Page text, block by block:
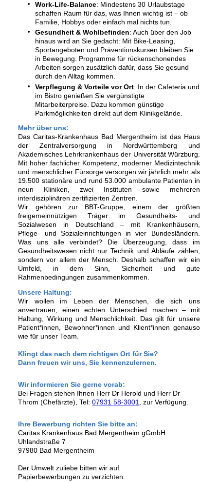
Work-Life-Balance: Mindestens 30 Urlaubstage
schaffen Raum für das, was Ihnen wichtig ist – ob
Familie, Hobbys oder einfach mal nichts tun.
Gesundheit & Wohlbefinden: Auch über den Job
hinaus wird an Sie gedacht: Mit Bike-Leasing,
Sportangeboten und Präventionskursen bleiben Sie
in Bewegung. Programme für rückenschonendes
Arbeiten sorgen zusätzlich dafür, dass Sie gesund
durch den Alltag kommen.
Verpflegung & Vorteile vor Ort: In der Cafeteria und
im Bistro genießen Sie vergünstigte
Mitarbeiterpreise. Dazu kommen günstige
Parkmöglichkeiten direkt auf dem Klinikgelände.
Mehr über uns:
Das Caritas-Krankenhaus Bad Mergentheim ist das Haus
der Zentralversorgung in Nordwürttemberg und
Akademisches Lehrkrankenhaus der Universität Würzburg.
Mit hoher fachlicher Kompetenz, moderner Medizintechnik
und menschlicher Fürsorge versorgen wir jährlich mehr als
19.500 stationäre und rund 53.000 ambulante Patienten in
neun Kliniken, zwei Instituten sowie mehreren
interdisziplinären zertifizierten Zentren.
Wir gehören zur BBT-Gruppe, einem der größten
freigemeinnützigen Träger im Gesundheits- und
Sozialwesen in Deutschland – mit Krankenhäusern,
Pflege- und Sozialeinrichtungen in vier Bundesländern.
Was uns alle verbindet? Die Überzeugung, dass im
Gesundheitswesen nicht nur Technik und Abläufe zählen,
sondern vor allem der Mensch. Deshalb schaffen wir ein
Umfeld, in dem Sinn, Sicherheit und gute
Rahmenbedingungen zusammenkommen.
Unsere Haltung:
Wir wollen im Leben der Menschen, die sich uns
anvertrauen, einen echten Unterschied machen – mit
Haltung, Wirkung und Menschlichkeit. Das gilt für unsere
Patient*innen, Bewohner*innen und Klient*innen genauso
wie für unser Team.
Klingt das nach dem richtigen Ort für Sie?
Dann freuen wir uns, Sie kennenzulernen.
Wir informieren Sie gerne vorab:
Bei Fragen stehen Ihnen Herr Dr Herold und Herr Dr
Throm (Chefärzte), Tel:07931 58-3001 , zur Verfügung.
Ihre Bewerbung richten Sie bitte an:
Caritas Krankenhaus Bad Mergentheim gGmbH
Uhlandstraße 7
97980 Bad Mergentheim
Der Umwelt zuliebe bitten wir auf
Papierbewerbungen zu verzichten.